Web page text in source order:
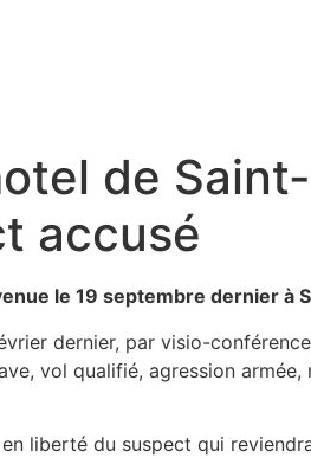
de
accusé
le 19 septembre dernier à
dernier, par visio-
vol qualifié, agression
liberté du suspect qui